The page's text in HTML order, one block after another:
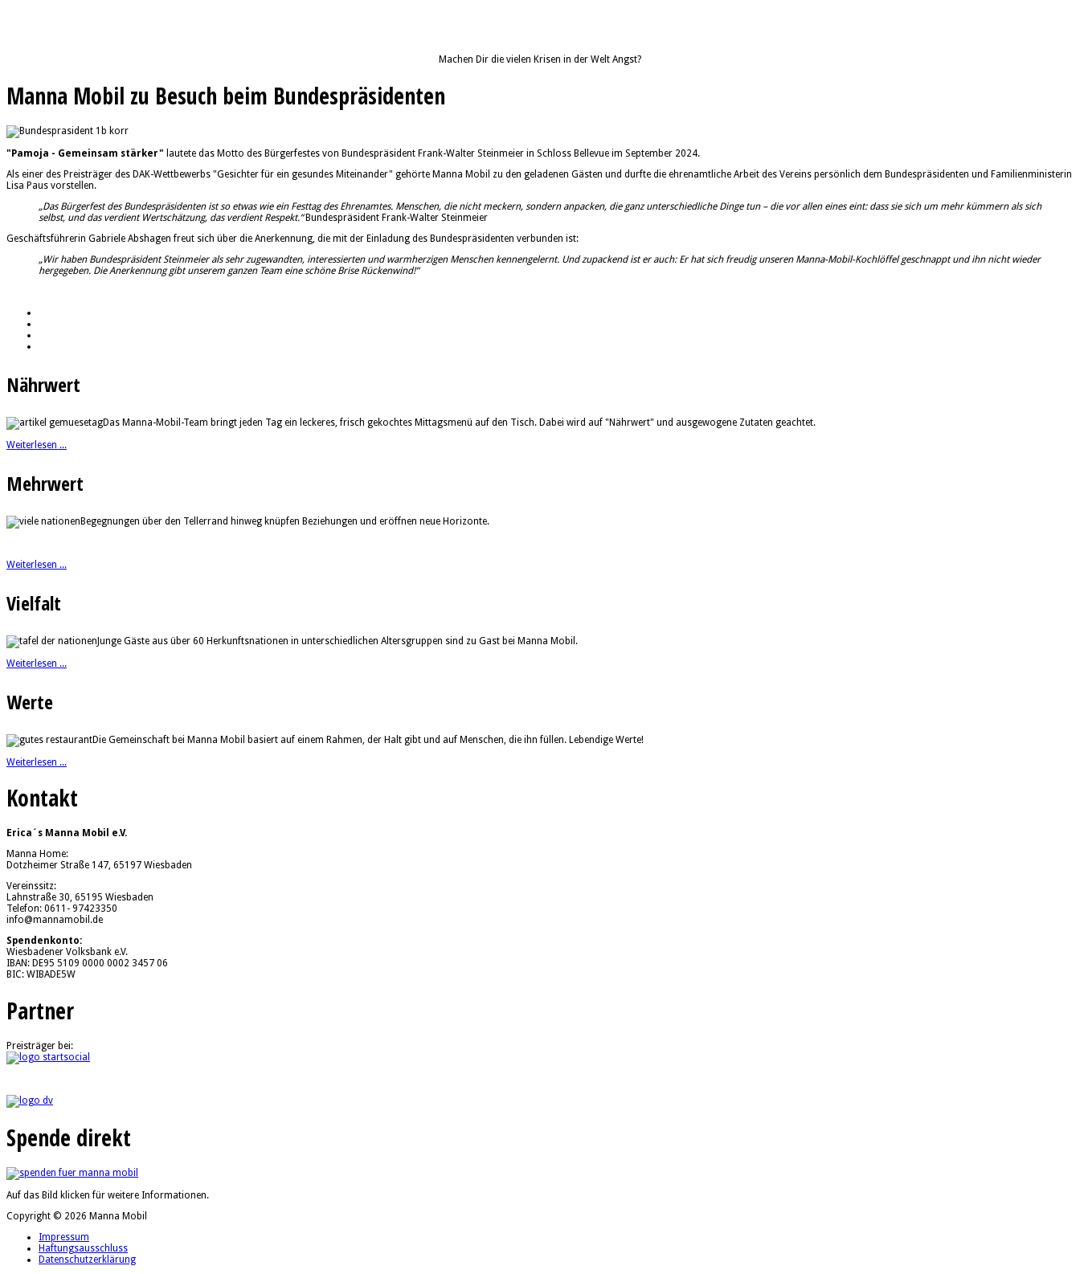
Machen Dir die vielen Krisen in der Welt Angst?
Manna Mobil zu Besuch beim Bundespräsidenten
"Pamoja - Gemeinsam stärker" lautete das Motto des Bürgerfestes von Bundespräsident Frank-Walter Steinmeier in Schloss Bellevue im September 2024.
Als einer des Preisträger des DAK-Wettbewerbs "Gesichter für ein gesundes Miteinander" gehörte Manna Mobil zu den geladenen Gästen und durfte die ehrenamtliche Arbeit des Vereins persönlich dem Bundespräsidenten und Familienministerin
Lisa Paus vorstellen.
„Das Bürgerfest des Bundespräsidenten ist so etwas wie ein Festtag des Ehrenamtes. Menschen, die nicht meckern, sondern anpacken, die ganz unterschiedliche Dinge tun – die vor allen eines eint: dass sie sich um mehr kümmern als sich
selbst, und das verdient Wertschätzung, das verdient Respekt.“Bundespräsident Frank-Walter Steinmeier
Geschäftsführerin Gabriele Abshagen freut sich über die Anerkennung, die mit der Einladung des Bundespräsidenten verbunden ist:
„Wir haben Bundespräsident Steinmeier als sehr zugewandten, interessierten und warmherzigen Menschen kennengelernt. Und zupackendist er auch: Er hat sich freudig unseren Manna-Mobil-Kochlöffel geschnappt und ihn nicht wieder
hergegeben. Die Anerkennung gibt unserem ganzen Team eine schöne Brise Rückenwind!“
Nährwert
Das Manna-Mobil-Team bringt jeden Tag ein leckeres, frisch gekochtes Mittagsmenü auf den Tisch. Dabei wird auf "Nährwert" und ausgewogene Zutaten geachtet.
Weiterlesen ...
Mehrwert
Begegnungen über den Tellerrand hinweg knüpfen Beziehungen und eröffnen neue Horizonte.
Weiterlesen ...
Vielfalt
Junge Gäste aus über 60 Herkunftsnationen in unterschiedlichen Altersgruppen sind zu Gast bei Manna Mobil.
Weiterlesen ...
Werte
Die Gemeinschaft bei Manna Mobil basiert auf einem Rahmen, der Halt gibt und auf Menschen, die ihn füllen. Lebendige Werte!
Weiterlesen ...
Kontakt
Erica´s Manna Mobil e.V.
Manna Home:
Dotzheimer Straße 147, 65197 Wiesbaden
Vereinssitz:
Lahnstraße 30, 65195 Wiesbaden
Telefon: 0611- 97423350
info@mannamobil.de
Spendenkonto:
Wiesbadener Volksbank e.V.
IBAN: DE95 5109 0000 0002 3457 06
BIC: WIBADE5W
Partner
Preisträger bei:
Spende direkt
Auf das Bild klicken für weitere Informationen.
Copyright © 2026 Manna Mobil
Impressum
Haftungsausschluss
Datenschutzerklärung